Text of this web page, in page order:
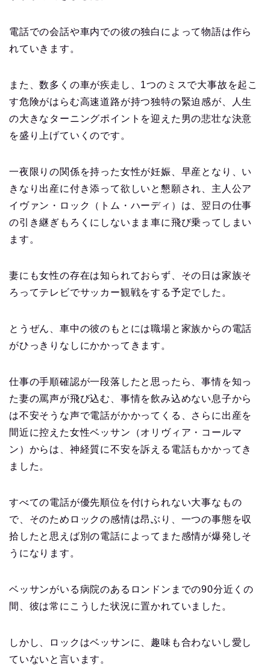
電話での会話や車内での彼の独白によって物語は作ら
れていきます。
また、数多くの車が疾走し、1つのミスで大事故を起こ
す危険がはらむ高速道路が持つ独特の緊迫感が、人生
の大きなターニングポイントを迎えた男の悲壮な決意
を盛り上げていくのです。
一夜限りの関係を持った女性が妊娠、早産となり、い
きなり出産に付き添って欲しいと懇願され、主人公ア
イヴァン・ロック（トム・ハーディ）は、翌日の仕事
の引き継ぎもろくにしないまま車に飛び乗ってしまい
ます。
妻にも女性の存在は知られておらず、その日は家族そ
ろってテレビでサッカー観戦をする予定でした。
とうぜん、車中の彼のもとには職場と家族からの電話
がひっきりなしにかかってきます。
仕事の手順確認が一段落したと思ったら、事情を知っ
た妻の罵声が飛び込む、事情を飲み込めない息子から
は不安そうな声で電話がかかってくる、さらに出産を
間近に控えた女性ベッサン（オリヴィア・コールマ
ン）からは、神経質に不安を訴える電話もかかってき
ました。
すべての電話が優先順位を付けられない大事なもの
で、そのためロックの感情は昂ぶり、一つの事態を収
拾したと思えば別の電話によってまた感情が爆発しそ
うになります。
ベッサンがいる病院のあるロンドンまでの90分近くの
間、彼は常にこうした状況に置かれていました。
しかし、ロックはベッサンに、趣味も合わないし愛し
ていないと言います。